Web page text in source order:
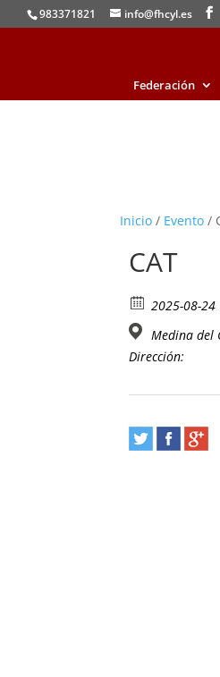
983371821 info@fhcyl.es
Federación
Inicio / Evento /
CAT
2025-08-
Medina del
Dirección: